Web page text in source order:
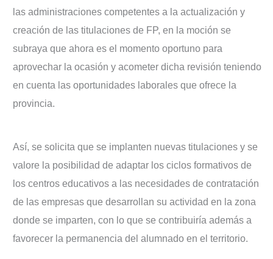
las administraciones competentes a la actualización y
creación de las titulaciones de FP, en la moción se
subraya que ahora es el momento oportuno para
aprovechar la ocasión y acometer dicha revisión teniendo
en cuenta las oportunidades laborales que ofrece la
provincia.
Así, se solicita que se implanten nuevas titulaciones y se
valore la posibilidad de adaptar los ciclos formativos de
los centros educativos a las necesidades de contratación
de las empresas que desarrollan su actividad en la zona
donde se imparten, con lo que se contribuiría además a
favorecer la permanencia del alumnado en el territorio.